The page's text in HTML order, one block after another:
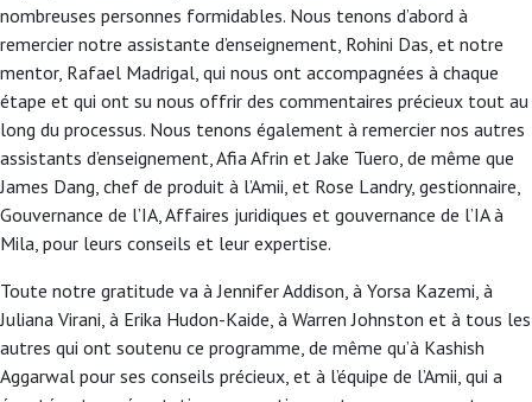
nombreuses personnes formidables. Nous tenons d’abord à
remercier notre assistante d’enseignement, Rohini Das, et notre
mentor, Rafael Madrigal, qui nous ont accompagnées à chaque
étape et qui ont su nous offrir des commentaires précieux tout au
long du processus. Nous tenons également à remercier nos autres
assistants d’enseignement, Afia Afrin et Jake Tuero, de même que
James Dang, chef de produit à l’Amii, et Rose Landry, gestionnaire,
Gouvernance de l’IA, Affaires juridiques et gouvernance de l’IA à
Mila, pour leurs conseils et leur expertise.
Toute notre gratitude va à Jennifer Addison, à Yorsa Kazemi, à
Juliana Virani, à Erika Hudon-Kaide, à Warren Johnston et à tous les
autres qui ont soutenu ce programme, de même qu’à Kashish
Aggarwal pour ses conseils précieux, et à l’équipe de l’Amii, qui a